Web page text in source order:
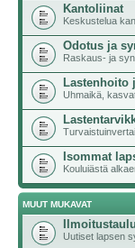
Kantoliinat
Keskustelua
Odotus ja
Raskaus- ja
Lastenhoito
Uhmaikä,
Isommat
Kouluiästä
MUUT MUKAVAT
Ilmoitustaulu
Uutiset lapsen